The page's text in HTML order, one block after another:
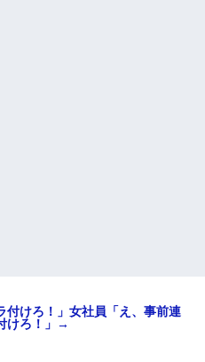
付けろ！」女社員「え、事前連
けろ！」→